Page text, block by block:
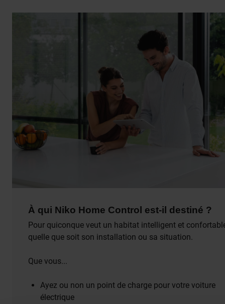
À qui Niko Home Control est-il destiné ?
Pour quiconque veut un habitat intelligent et
quelle que soit son installation ou sa situation.
Que vous...
Ayez ou non un point de charge pour votre voiture
électrique